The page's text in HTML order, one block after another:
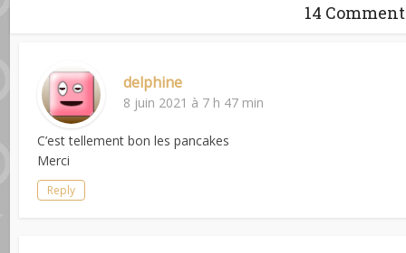
14
delphine
8 juin 2021 à 7 h 47 min
C’est tellement bon les pancakes
Merci
Reply